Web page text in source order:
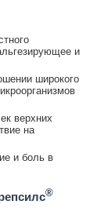
и
широкого
верхних
на
и боль в
®